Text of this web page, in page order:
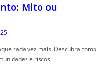
Mito ou
cada vez mais. Descubra como
e riscos.